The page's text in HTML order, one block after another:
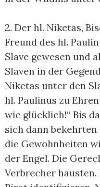
2. Der hl. Niketas,
Freund des hl.
Slave gewesen und
Slaven in der
Niketas unter den
hl. Paulinus zu
wie glücklich!“ Bis
sich dann
die Gewohnheiten
der Engel. Die
Verbrecher hausten.